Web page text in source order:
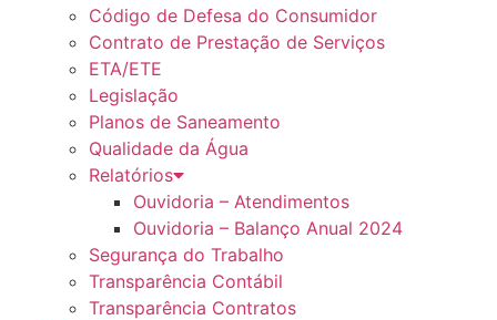
Código de Defesa do Consumidor
Contrato de Prestação de Serviços
ETA/ETE
Legislação
Planos de Saneamento
Qualidade da Água
Relatórios
Ouvidoria – Atendimentos
Ouvidoria – Balanço Anual 2024
Segurança do Trabalho
Transparência Contábil
Transparência Contratos